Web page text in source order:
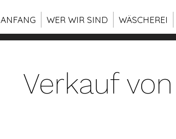
ANFANG WER WIR SIND WÄSCHEREI
Verkauf